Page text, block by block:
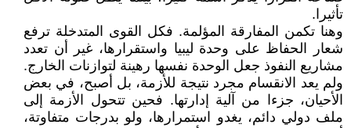
تأثيرا.
وهنا تكمن المفارقة المؤلمة. فكل القوى المتدخلة ترفع
شعار الحفاظ على وحدة ليبيا واستقرارها، غير أن تعدد
مشاريع النفوذ جعل الوحدة نفسها رهينة لتوازنات الخارج.
ولم يعد الانقسام مجرد نتيجة للأزمة، بل أصبح، في بعض
الأحيان، جزءا من آلية إدارتها. فحين تتحول الأزمة إلى
ملف دولي دائم، يغدو استمرارها، ولو بدرجات متفاوتة،